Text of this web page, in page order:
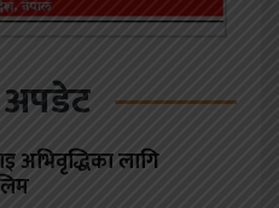
अपडेट
अभिवृद्धिका लागि